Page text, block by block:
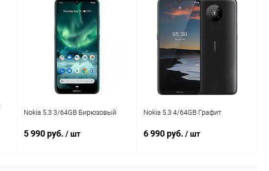
Nokia 5.3 3/64GB Бирюзовый
5 990 руб. / шт
Nokia 5.3 4/64GB Графит
6 990 руб./ шт